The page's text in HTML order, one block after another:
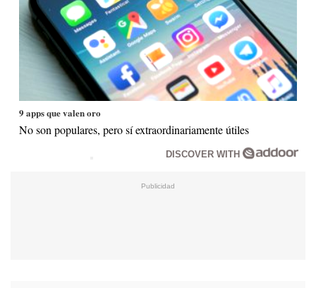
9 apps que valen oro
No son populares, pero sí extraordinariamente útiles
DISCOVER WITH